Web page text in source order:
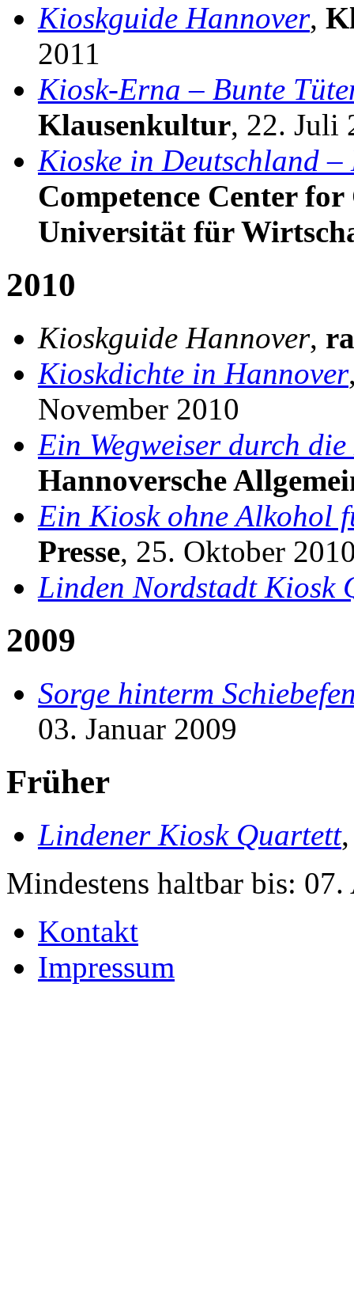
Kioskguide Hannover,
2011
Kiosk-Erna – Bunte
Klausenkultur, 22. Juli
Kioske in Deutschland –
Competence Center
Universität für
2010
Kioskguide Hannover,
Kioskdichte in Hannover
November 2010
Ein Wegweiser durch
Hannoversche
Ein Kiosk ohne Alkohol
Presse, 25. Oktober
Linden Nordstadt Kiosk
2009
Sorge hinterm
03. Januar 2009
Früher
Lindener Kiosk Quartett
Mindestens haltbar bis: 07.
Kontakt
Impressum